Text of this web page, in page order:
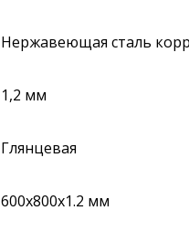
Нержавеющая сталь
1,2 мм
Глянцевая
600х800х1.2 мм